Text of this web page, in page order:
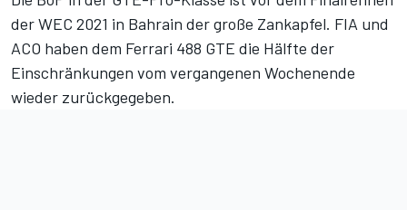
der WEC 2021 in Bahrain der große Zankapfel. FIA und
ACO haben dem Ferrari 488 GTE die Hälfte der
Einschränkungen vom vergangenen Wochenende
wieder zurückgegeben.